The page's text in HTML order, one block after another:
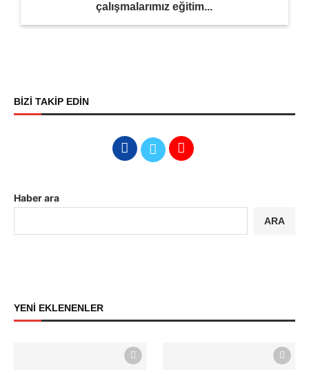
çalışmalarımız eğitim...
BİZİ TAKİP EDİN
Haber ara
ARA
YENİ EKLENENLER